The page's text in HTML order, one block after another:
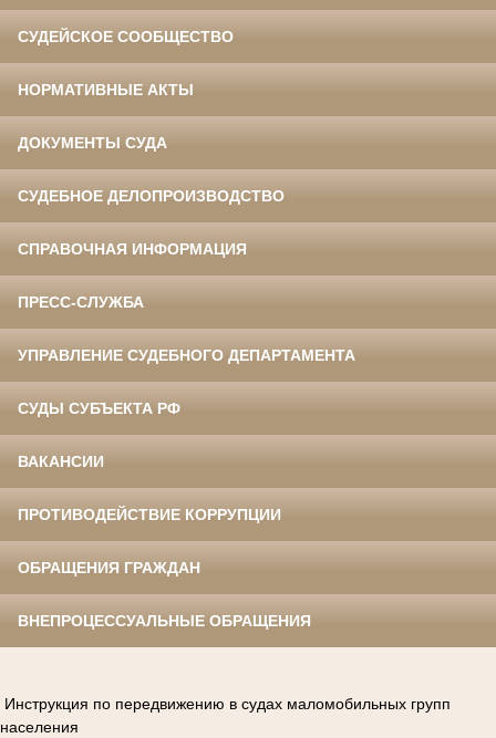
СУДЕЙСКОЕ СООБЩЕСТВО
НОРМАТИВНЫЕ АКТЫ
ДОКУМЕНТЫ СУДА
СУДЕБНОЕ ДЕЛОПРОИЗВОДСТВО
СПРАВОЧНАЯ ИНФОРМАЦИЯ
ПРЕСС-СЛУЖБА
УПРАВЛЕНИЕ СУДЕБНОГО ДЕПАРТАМЕНТА
СУДЫ СУБЪЕКТА РФ
ВАКАНСИИ
ПРОТИВОДЕЙСТВИЕ КОРРУПЦИИ
ОБРАЩЕНИЯ ГРАЖДАН
ВНЕПРОЦЕССУАЛЬНЫЕ ОБРАЩЕНИЯ
Инструкция по передвижению в судах маломобильных групп
населения